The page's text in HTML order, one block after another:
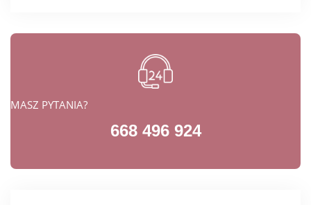
MASZ PYTANIA?
668 496 924